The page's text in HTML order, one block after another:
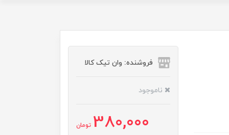
فروشنده: وان تیک کالا
ناموجود
380,000 تومان